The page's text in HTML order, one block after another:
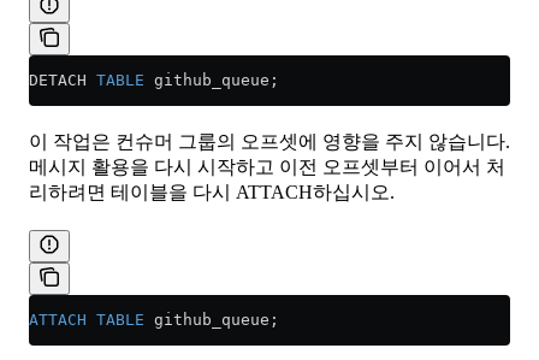
DETACH TABLE github_queue;
이 작업은 컨슈머 그룹의 오프셋에 영향을 주지 않습니다.
메시지 활용을 다시 시작하고 이전 오프셋부터 이어서 처
리하려면 테이블을 다시 ATTACH하십시오.
ATTACH TABLE github_queue;